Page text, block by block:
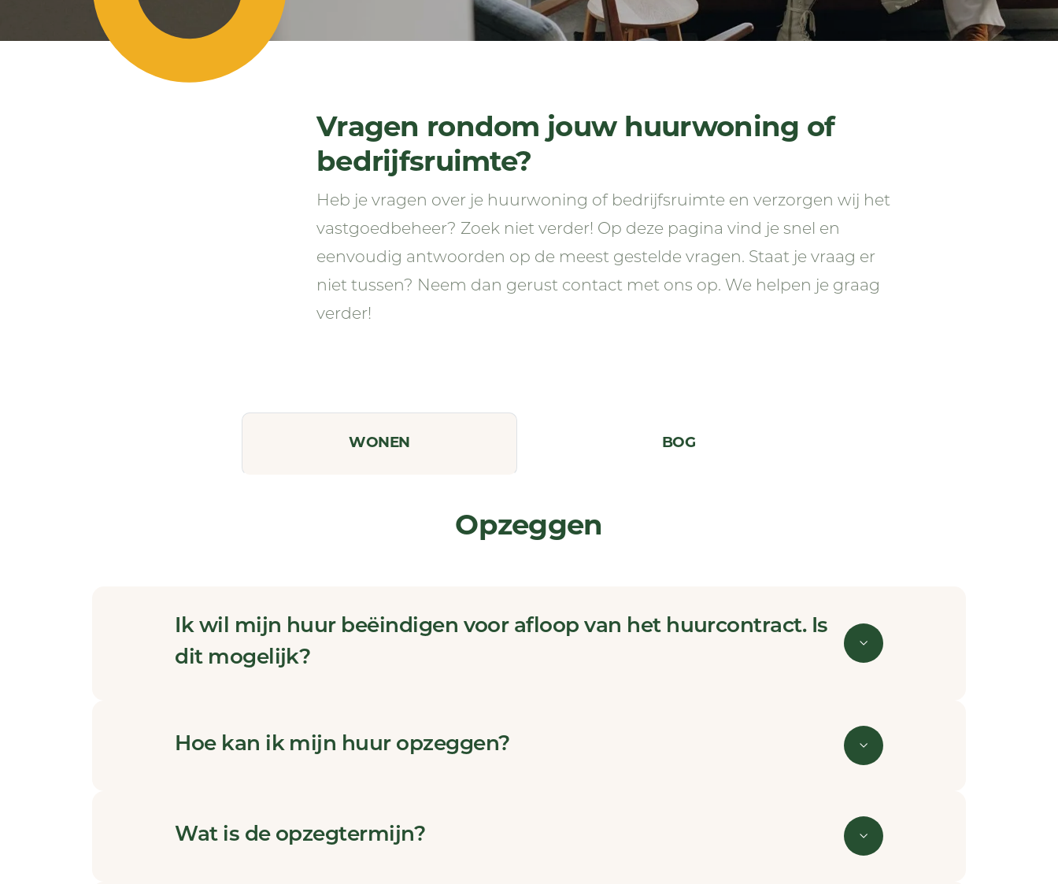
Vragen rondom jouw huurwoning of
bedrijfsruimte?
Heb je vragen over je huurwoning of bedrijfsruimte en verzorgen wij het
vastgoedbeheer? Zoek niet verder! Op deze pagina vind je snel en
eenvoudig antwoorden op de meest gestelde vragen. Staat je vraag er
niet tussen? Neem dan gerust contact met ons op. We helpen je graag
verder!
WONEN BOG
Opzeggen
Ik wil mijn huur beëindigen voor afloop van het huurcontract. Is
dit mogelijk?
Hoe kan ik mijn huur opzeggen?
Wat is de opzegtermijn?